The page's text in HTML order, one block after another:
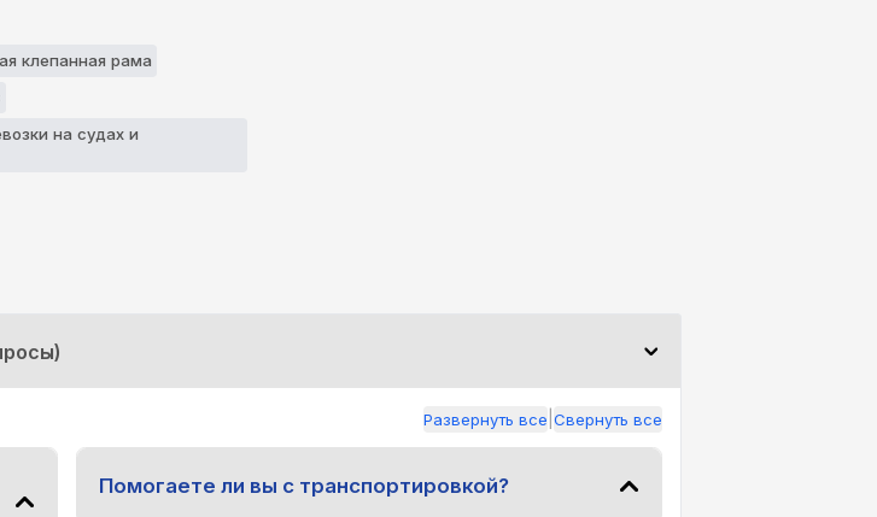
клепанная рама
нa судaх и
Развернуть все Свернуть все
Помогаете ли вы с транспортировкой?